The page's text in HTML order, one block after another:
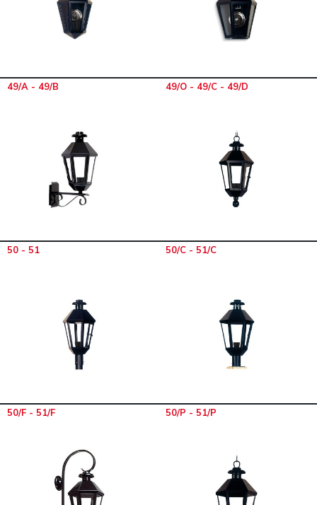
49/A - 49/B 49/O - 49/C - 49/D
50 - 51 50/C - 51/C
50/F - 51/F 50/P - 51/P